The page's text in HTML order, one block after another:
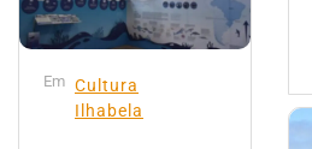
Em Cultura
Ilhabela